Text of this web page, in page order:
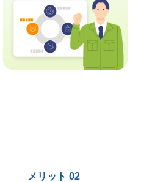
メリット 02